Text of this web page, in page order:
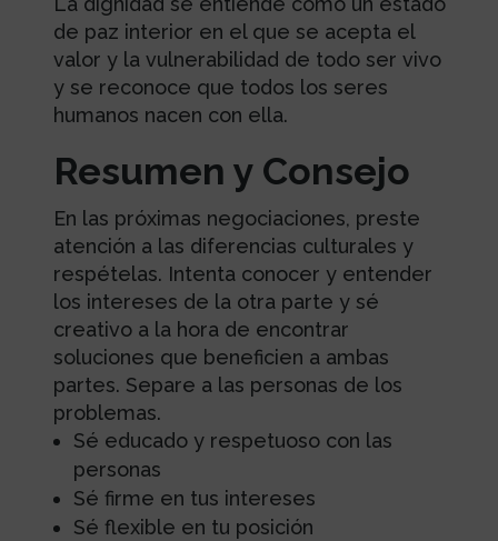
de paz interior en el que se acepta el
valor y la vulnerabilidad de todo ser vivo
y se reconoce que todos los seres
humanos nacen con ella.
Resumen y Consejo
En las próximas negociaciones, preste
atención a las diferencias culturales y
respételas. Intenta conocer y entender
los intereses de la otra parte y sé
creativo a la hora de encontrar
soluciones que beneficien a ambas
partes. Separe a las personas de los
problemas.
Sé educado y respetuoso con las
personas
Sé firme en tus intereses
Sé flexible en tu posición